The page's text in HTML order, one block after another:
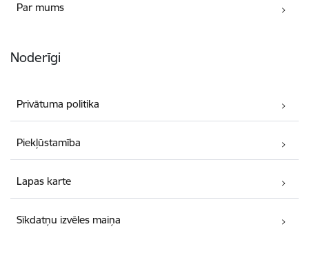
Par mums
Noderīgi
Privātuma politika
Piekļūstamība
Lapas karte
Sīkdatņu izvēles maiņa